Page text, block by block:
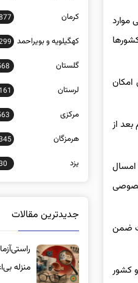
موارد
از
امسال
خصوصی
ضمن
کشور
کرمان
کهگیلویه و بویراحمد
گلستان
لرستان
مرکزی
هرمزگان
یزد
جدیدترین مقالات
منزله